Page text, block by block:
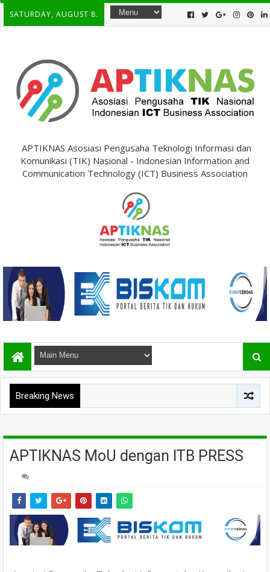
SATURDAY, AUGUST 8.
APTIKNAS Asosiasi Pengusaha Teknologi Informasi dan
Komunikasi (TIK) Nasional - Indonesian Information and
Communication Technology (ICT) Business Association
Breaking News
APTIKNAS MoU dengan ITB PRESS